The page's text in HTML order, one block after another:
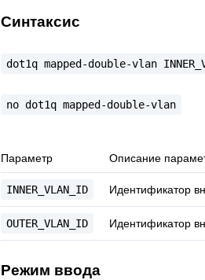
Синтаксис
dot1q mapped-double-vlan
no dot1q mapped-double-vlan
Параметр Описание
INNER_VLAN_ID Идентификатор
OUTER_VLAN_ID Идентификатор
Режим ввода